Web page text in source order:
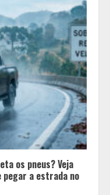
os pneus? Veja
pegar a estrada no